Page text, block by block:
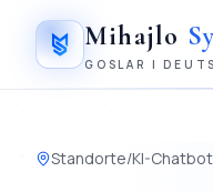
Mihajlo
GOSLAR |
Standorte/KI-Chatbot